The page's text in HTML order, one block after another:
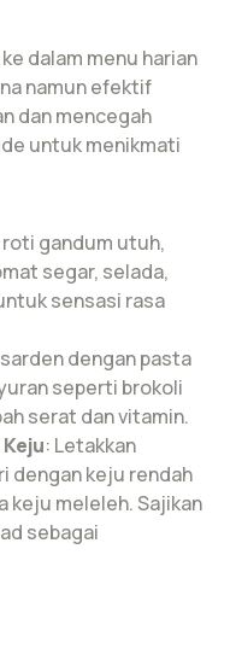
dalam menu harian
namun efektif
dan mencegah
untuk menikmati
roti gandum utuh,
segar, selada,
sensasi rasa
dengan pasta
seperti brokoli
serat dan vitamin.
: Letakkan
dengan keju rendah
keju meleleh. Sajikan
sebagai